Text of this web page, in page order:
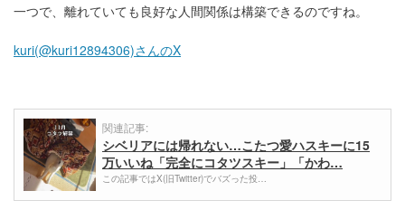
一つで、離れていても良好な人間関係は構築できるのですね。
kuri(@kuri12894306)さんのX
関連記事:
シベリアには帰れない…こたつ愛ハスキーに15
万いいね「完全にコタツスキー」「かわ…
この記事ではX(旧Twitter)でバズった投…